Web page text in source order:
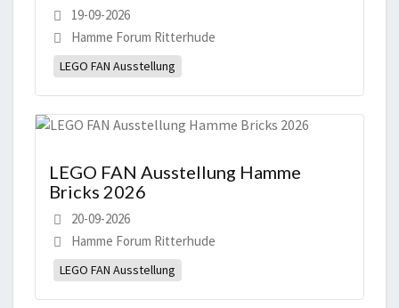
19-09-2026
Hamme Forum Ritterhude
LEGO FAN Ausstellung
LEGO FAN Ausstellung Hamme
Bricks 2026
20-09-2026
Hamme Forum Ritterhude
LEGO FAN Ausstellung